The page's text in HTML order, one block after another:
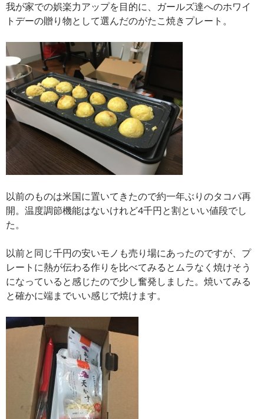
我が家での娯楽力アップを目的に、ガールズ達へのホワイ
トデーの贈り物として選んだのがたこ焼きプレート。
以前のものは米国に置いてきたので約一年ぶりのタコパ再
開。温度調節機能はないけれど4千円と割といい値段でし
た。
以前と同じ千円の安いモノも売り場にあったのですが、プ
レートに熱が伝わる作りを比べてみるとムラなく焼けそう
になっていると感じたので少し奮発しました。焼いてみる
と確かに端までいい感じで焼けます。